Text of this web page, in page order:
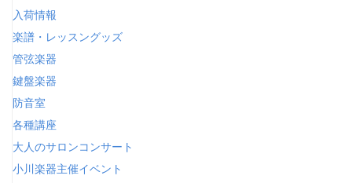
入荷情報
楽譜・レッスングッズ
管弦楽器
鍵盤楽器
防音室
各種講座
大人のサロンコンサート
小川楽器主催イベント